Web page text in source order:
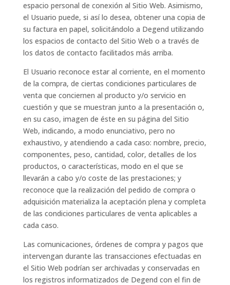
espacio personal de conexión al Sitio Web. Asimismo,
el Usuario puede, si así lo desea, obtener una copia de
su factura en papel, solicitándolo a Degend utilizando
los espacios de contacto del Sitio Web o a través de
los datos de contacto facilitados más arriba.
El Usuario reconoce estar al corriente, en el momento
de la compra, de ciertas condiciones particulares de
venta que conciernen al producto y/o servicio en
cuestión y que se muestran junto a la presentación o,
en su caso, imagen de éste en su página del Sitio
Web, indicando, a modo enunciativo, pero no
exhaustivo, y atendiendo a cada caso: nombre, precio,
componentes, peso, cantidad, color, detalles de los
productos, o características, modo en el que se
llevarán a cabo y/o coste de las prestaciones; y
reconoce que la realización del pedido de compra o
adquisición materializa la aceptación plena y completa
de las condiciones particulares de venta aplicables a
cada caso.
Las comunicaciones, órdenes de compra y pagos que
intervengan durante las transacciones efectuadas en
el Sitio Web podrían ser archivadas y conservadas en
los registros informatizados de Degend con el fin de